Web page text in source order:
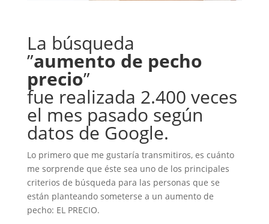
La búsqueda
”aumento de pecho
precio”
fue realizada 2.400 veces
el mes pasado según
datos de Google.
Lo primero que me gustaría transmitiros, es cuánto
me sorprende que éste sea uno de los principales
criterios de búsqueda para las personas que se
están planteando someterse a un aumento de
pecho: EL PRECIO.